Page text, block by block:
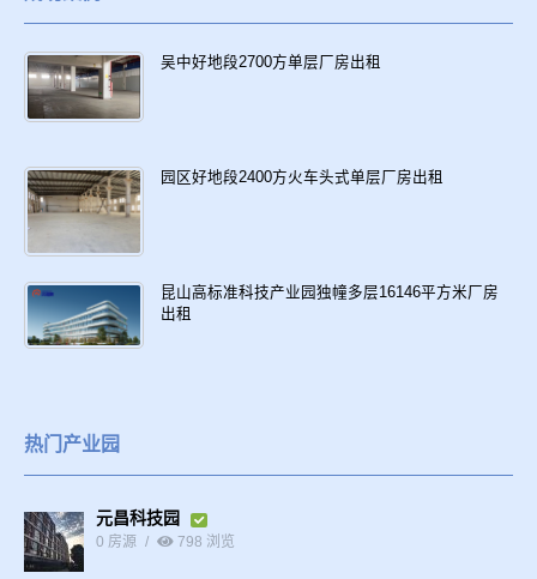
吴中好地段2700方单层厂房出租
园区好地段2400方火车头式单层厂房出租
昆山高标准科技产业园独幢多层16146平方米厂房
出租
热门产业园
元昌科技园
0 房源 798 浏览